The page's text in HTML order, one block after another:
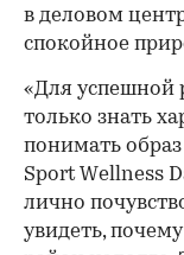
в деловом
спокойное
«Для успешной
только знать
понимать
Sport Wellness
лично
увидеть,